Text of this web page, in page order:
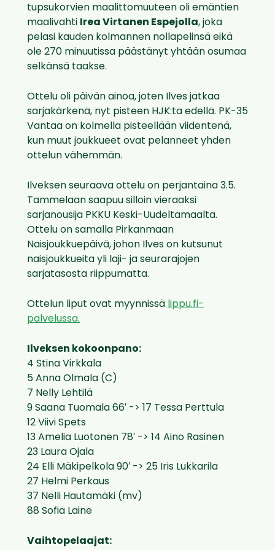
tupsukorvien maalittomuuteen oli emäntien
maalivahti
Irea Virtanen Espejolla, joka
pelasi kauden kolmannen nollapelinsä eikä
ole 270 minuutissa päästänyt yhtään osumaa
selkänsä taakse.
Ottelu oli päivän ainoa, joten Ilves jatkaa
sarjakärkenä, nyt pisteen HJK:ta edellä. PK-35
Vantaa on kolmella pisteellään viidentenä,
kun muut joukkueet ovat pelanneet yhden
ottelun vähemmän.
Ilveksen seuraava ottelu on perjantaina 3.5.
Tammelaan saapuu silloin vieraaksi
sarjanousija PKKU Keski-Uudeltamaalta.
Ottelu on samalla Pirkanmaan
Naisjoukkuepäivä, johon Ilves on kutsunut
naisjoukkueita yli laji- ja seurarajojen
sarjatasosta riippumatta.
Ottelun liput ovat myynnissä lippu.fi-
palvelussa.
Ilveksen kokoonpano:
4 Stina Virkkala
5 Anna Olmala (C)
7 Nelly Lehtilä
9 Saana Tuomala 66′ -> 17 Tessa Perttula
12 Viivi Spets
13 Amelia Luotonen 78′ -> 14 Aino Rasinen
23 Laura Ojala
24 Elli Mäkipelkola 90′ -> 25 Iris Lukkarila
27 Helmi Perkaus
37 Nelli Hautamäki (mv)
88 Sofia Laine
Vaihtopelaajat: